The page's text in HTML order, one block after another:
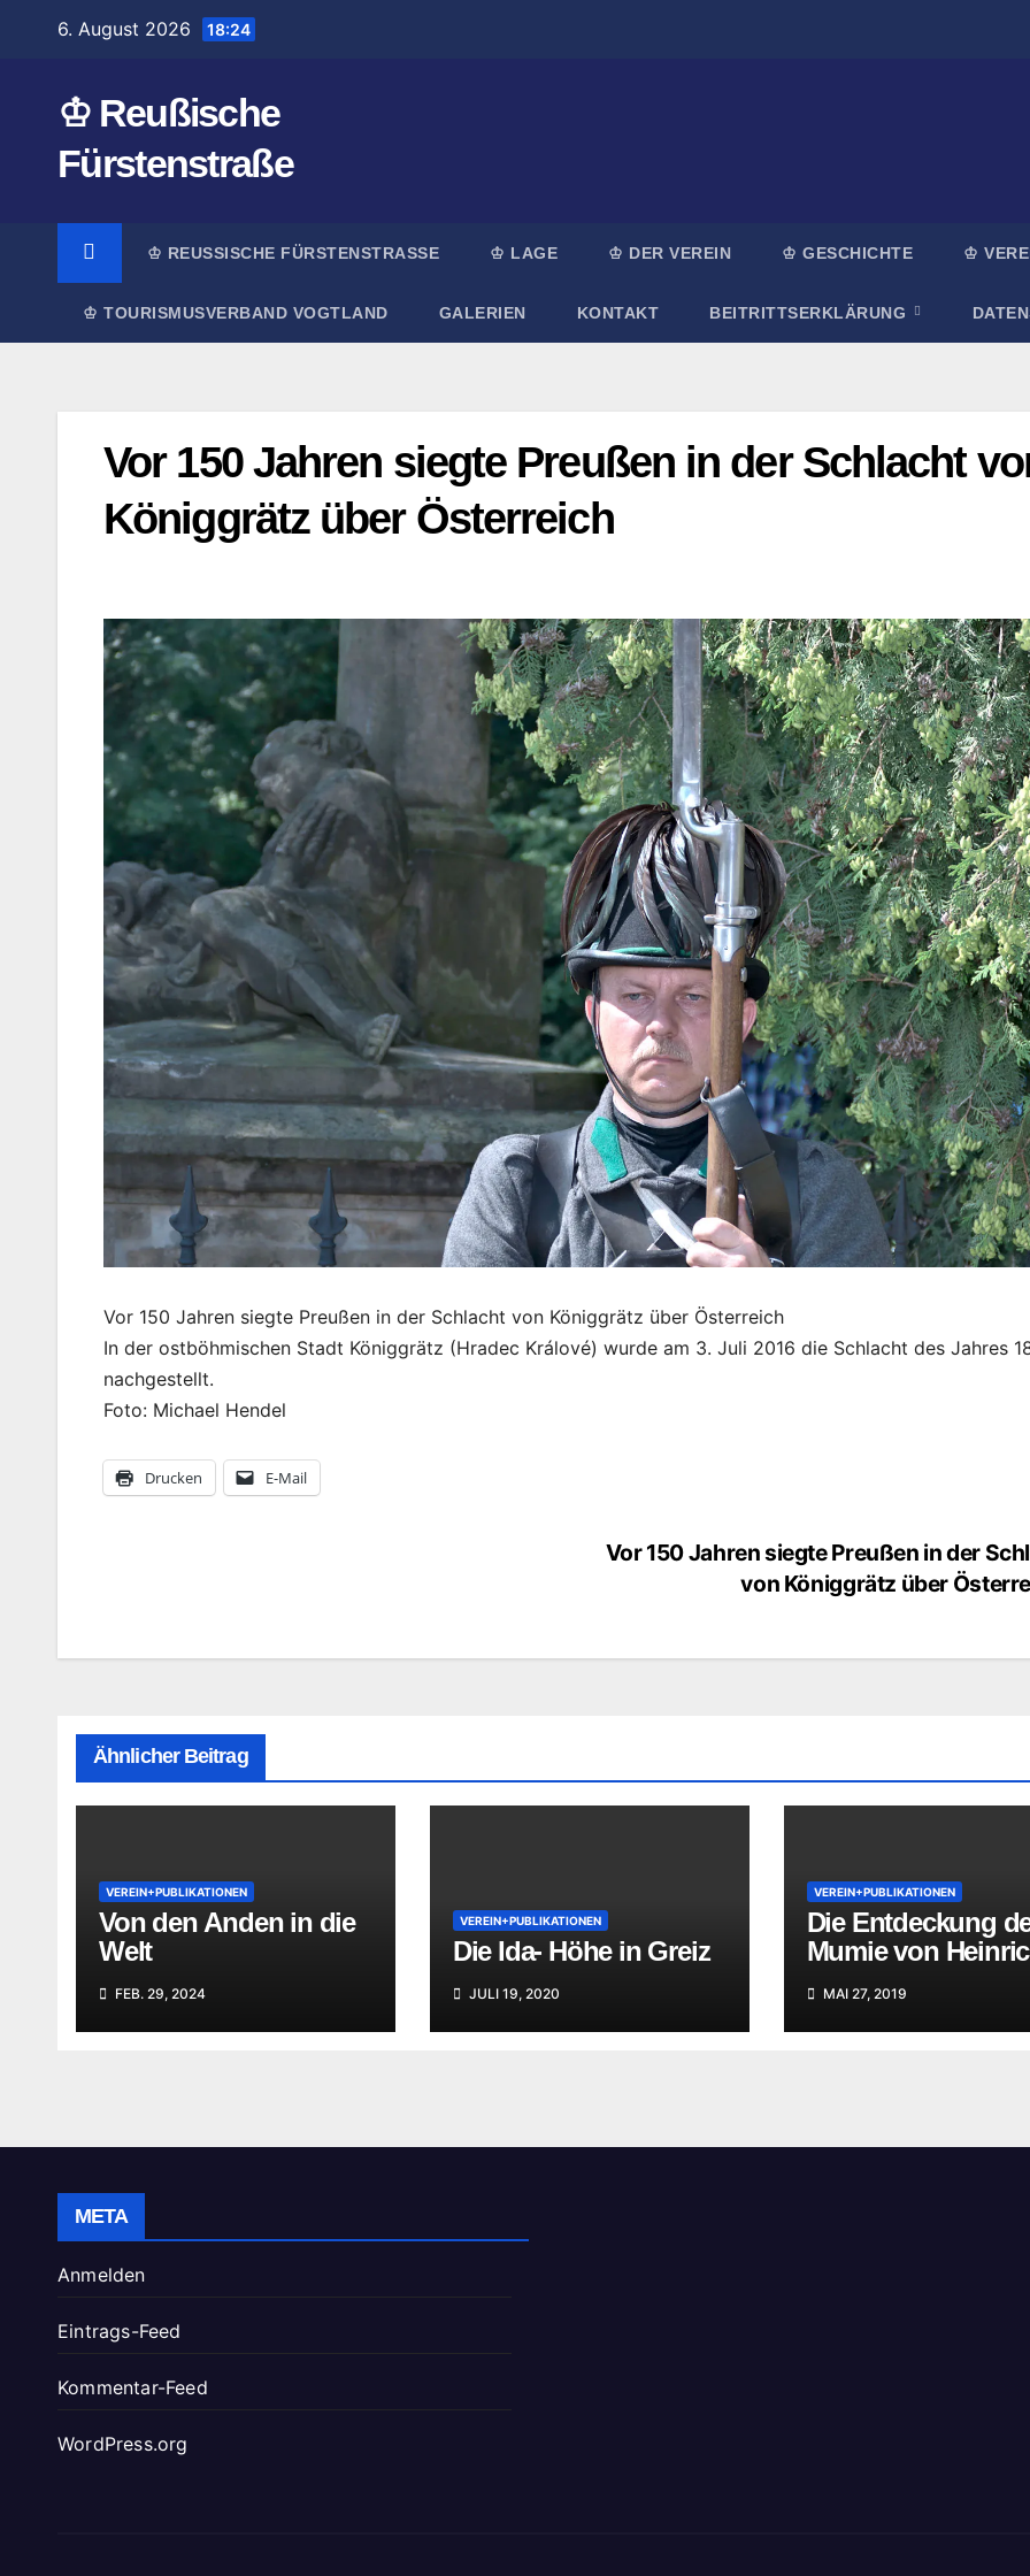
6. August 2026 18:24
♔ Reußische
Fürstenstraße
♔ REUSSISCHE FÜRSTENSTRASSE ♔ LAGE ♔ DER VEREIN ♔ GESCHICHTE ♔
♔ TOURISMUSVERBAND VOGTLAND GALERIEN KONTAKT BEITRITTSERKLÄRUNG
Vor 150 Jahren siegte Preußen in der Schlacht
Königgrätz über Österreich
Vor 150 Jahren siegte Preußen in der Schlacht von Königgrätz über Österreich
In der ostböhmischen Stadt Königgrätz (Hradec Králové) wurde am 3. Juli 2016 die Schlacht des Jahres
nachgestellt.
Foto: Michael Hendel
Drucken E-Mail
Vor 150 Jahren siegte Preußen in der
von Königgrätz über
Ähnlicher Beitrag
VEREIN+PUBLIKATIONEN
Von den Anden in die
Welt
FEB. 29, 2024
VEREIN+PUBLIKATIONEN
Die Ida- Höhe in Greiz
JULI 19, 2020
VEREIN+PUBLIKATIONEN
Die Entdeckung
Mumie von
jüngerer Linie
MAI 27, 2019
META
Anmelden
Eintrags-Feed
Kommentar-Feed
WordPress.org